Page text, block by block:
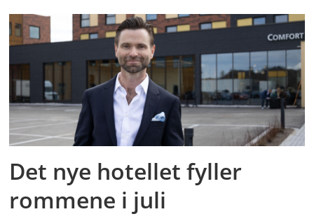
Det nye hotellet fyller
rommene i juli